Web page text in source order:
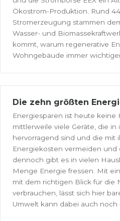
Ökostrom-Produktion. Rund
Stromerzeugung stammen
Wasser- und
kommt, warum regenerative
Wohngebäude immer wichtiger
Die zehn größten
Energiesparen ist heute keine
mittlerweile viele Geräte, die
hervorragend sind und die mit
Energiekosten vermeiden
dennoch gibt es in vielen
Menge Energie fressen. Mit
mit dem richtigen Blick für die
verbrauchen, lässt sich hier
Umwelt kann dabei auch noch